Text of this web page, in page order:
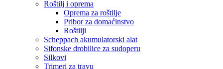
Roštilj i oprema
Oprema za roštilje
Pribor za domaćinstvo
Roštilji
Scheppach akumulatorski alat
Sifonske drobilice za sudoperu
Silkovi
Trimeri za travu